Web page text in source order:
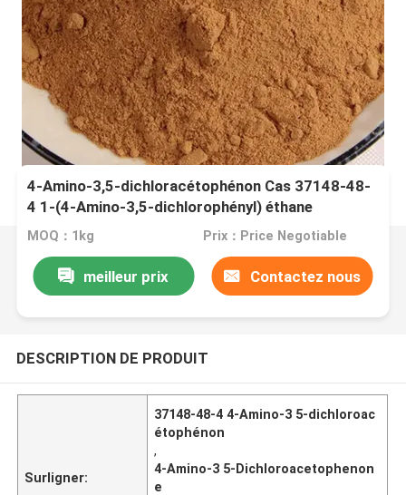
4-Amino-3,5-dichloracétophénon Cas 37148-48-
4 1-(4-Amino-3,5-dichlorophényl) éthane
MOQ：1kg Prix：Price Negotiable
meilleur prix Contactez nous
DESCRIPTION DE PRODUIT
Surligner:
37148-48-4 4-Amino-3 5-dichloroac
étophénon
,
4-Amino-3 5-Dichloroacetophenon
e